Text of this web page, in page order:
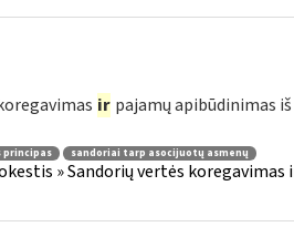
ir pajamų apibūdinimas
sandoriai tarp asocijuotų asmenų
» Sandorių vertės koregavimas